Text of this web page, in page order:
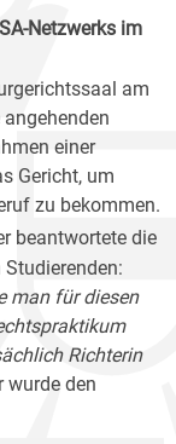
Netzwerks im
am
einer
Gericht, um
zu bekommen.
beantwortete die
man für diesen
Richterin
wurde den